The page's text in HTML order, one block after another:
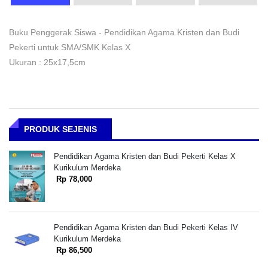
Buku Penggerak Siswa - Pendidikan Agama Kristen dan Budi
Pekerti untuk SMA/SMK Kelas X
Ukuran : 25x17,5cm
PRODUK SEJENIS
Pendidikan Agama Kristen dan Budi Pekerti Kelas X
Kurikulum Merdeka
Rp 78,000
Pendidikan Agama Kristen dan Budi Pekerti Kelas IV
Kurikulum Merdeka
Rp 86,500